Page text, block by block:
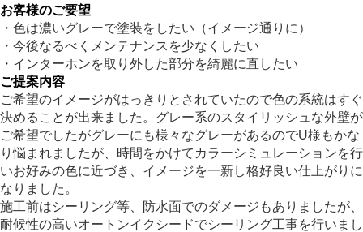
お客様のご要望
・色は濃いグレーで塗装をしたい（イメージ通りに）
・今後なるべくメンテナンスを少なくしたい
・インターホンを取り外した部分を綺麗に直したい
ご提案内容
ご希望のイメージがはっきりとされていたので色の系統はすぐ
決めることが出来ました。グレー系のスタイリッシュな外壁が
ご希望でしたがグレーにも様々なグレーがあるのでU様もかな
り悩まれましたが、時間をかけてカラーシミュレーションを行
いお好みの色に近づき、イメージを一新し格好良い仕上がりに
なりました。
施工前はシーリング等、防水面でのダメージもありましたが、
耐候性の高いオートンイクシードでシーリング工事を行いまし